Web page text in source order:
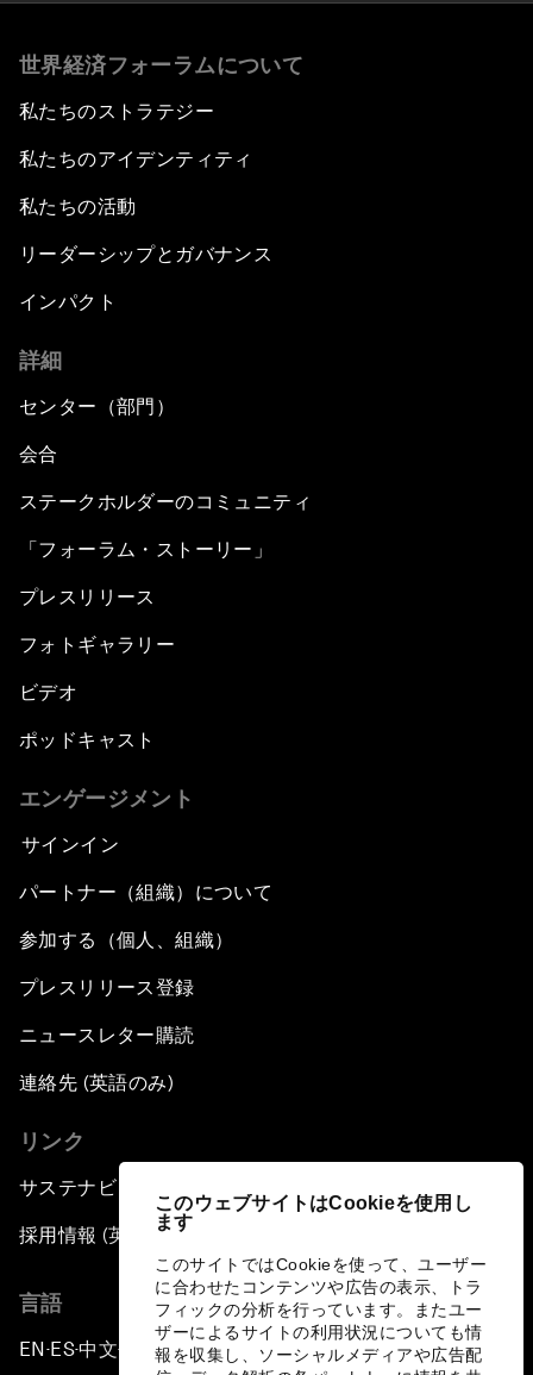
このウェブサイトはCookieを使用し
ます
このサイトではCookieを使って、ユーザー
に合わせたコンテンツや広告の表示、トラ
フィックの分析を行っています。またユー
ザーによるサイトの利用状況についても情
報を収集し、ソーシャルメディアや広告配
世界経済フォーラムについて
私たちのストラテジー
私たちのアイデンティティ
私たちの活動
リーダーシップとガバナンス
インパクト
詳細
センター（部門）
会合
ステークホルダーのコミュニティ
「フォーラム・ストーリー」
プレスリリース
フォトギャラリー
ビデオ
ポッドキャスト
エンゲージメント
サインイン
パートナー（組織）について
参加する（個人、組織）
プレスリリース登録
ニュースレター購読
連絡先 (英語のみ)
リンク
サステナビリティへの取り組み
採用情報 (英語のみ)
言語
EN ▪ES▪中文▪ 日本語